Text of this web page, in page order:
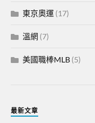
東京奧運 (17)
溫網 (7)
美國職棒MLB (5)
最新文章